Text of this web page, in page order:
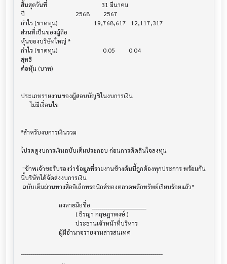
สิ้นสุดวันที่			             31 มีนาคม
ปี       			    2568         2567
กำไร (ขาดทุน) 			19,768,617   12,117,317
ส่วนที่เป็นของผู้ถือ
หุ้นของบริษัทใหญ่ *
กำไร (ขาดทุน) 			      0.05         0.04
สุทธิ
ต่อหุ้น (บาท)
ประเภทรายงานของผู้สอบบัญชีในงบการเงิน
      ไม่มีเงื่อนไข
*สำหรับงบการเงินรวม
โปรดดูงบการเงินฉบับเต็มประกอบ ก่อนการตัดสินใจลงทุน
นี้บริษัทได้จัดส่งงบการเงิน